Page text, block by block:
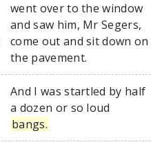
went over to the window
and saw him, Mr Segers,
come out and sit down on
the pavement.
And I was startled by half
a dozen or so loud
bangs.